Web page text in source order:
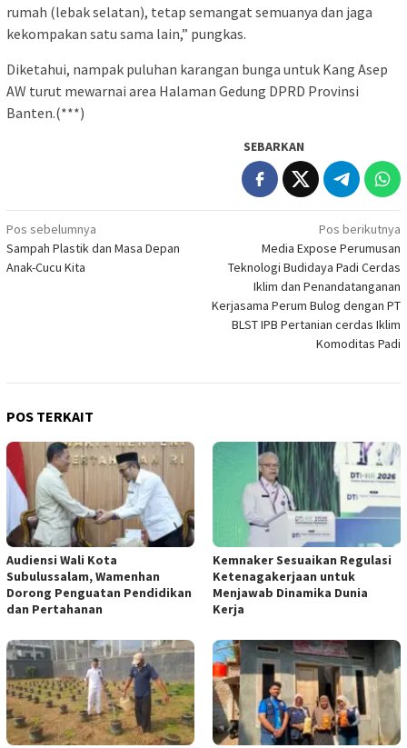
rumah (lebak selatan), tetap semangat semuanya dan jaga
kekompakan satu sama lain,” pungkas.
Diketahui, nampak puluhan karangan bunga untuk Kang Asep
AW turut mewarnai area Halaman Gedung DPRD Provinsi
Banten.(***)
SEBARKAN
Navigasi
pos
Pos sebelumnya
Sampah Plastik dan Masa Depan
Anak-Cucu Kita
Pos berikutnya
Media Expose Perumusan
Teknologi Budidaya Padi Cerdas
Iklim dan Penandatanganan
Kerjasama Perum Bulog dengan PT
BLST IPB Pertanian cerdas Iklim
Komoditas Padi
POS TERKAIT
Audiensi Wali Kota
Subulussalam, Wamenhan
Dorong Penguatan Pendidikan
dan Pertahanan
Kemnaker Sesuaikan Regulasi
Ketenagakerjaan untuk
Menjawab Dinamika Dunia
Kerja